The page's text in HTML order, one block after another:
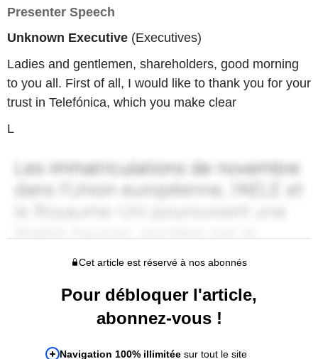
Presenter Speech
Unknown Executive (Executives)
Ladies and gentlemen, shareholders, good morning
to you all. First of all, I would like to thank you for your
trust in Telefónica, which you make clear
L
Cet article est réservé à nos abonnés
Pour débloquer l'article,
abonnez-vous !
Navigation 100% illimitée sur tout le site